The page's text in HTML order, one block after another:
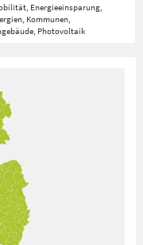
Energieeinsparung,
Kommunen,
Photovoltaik